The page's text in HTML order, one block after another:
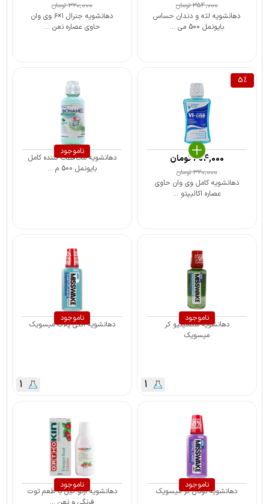
دهانشویه لثه و دندان حساس
بایونمل 500 می ...
354,000تومان
دهانشویه جنرال ۱×۶ وی وان
حاوی عصاره نعن ...
320,000تومان
5%
دهانشویه کامل وی وان حاوی
عصاره اکالیپتو ...
320,000تومان
304,000تومان
ناموجود
دهانشویه محافظت کننده کامل
بایونمل 500 م ...
ناموجود
دهانشویه سنسیتیو کر
میسویک
1
ناموجود
دهانشویه آنتی پلاک میسویک
1
ناموجود
دهانشویه توتال کر میسویک
ناموجود
دهانشویه ارتو کین با طعم توت